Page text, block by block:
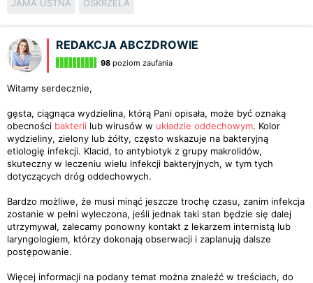
JAMA USTNA OSKRZELA
REDAKCJA ABCZDROWIE
98 poziom zaufania
Witamy serdecznie,
gęsta, ciągnąca wydzielina, którą Pani opisała, może być oznaką
obecności bakterii lub wirusów w układzie oddechowym. Kolor
wydzieliny, zielony lub żółty, często wskazuje na bakteryjną
etiologię infekcji. Klacid, to antybiotyk z grupy makrolidów,
skuteczny w leczeniu wielu infekcji bakteryjnych, w tym tych
dotyczących dróg oddechowych.
Bardzo możliwe, że musi minąć jeszcze trochę czasu, zanim infekcja
zostanie w pełni wyleczona, jeśli jednak taki stan będzie się dalej
utrzymywał, zalecamy ponowny kontakt z lekarzem internistą lub
laryngologiem, którzy dokonają obserwacji i zaplanują dalsze
postępowanie.
Więcej informacji na podany temat można znaleźć w treściach, do